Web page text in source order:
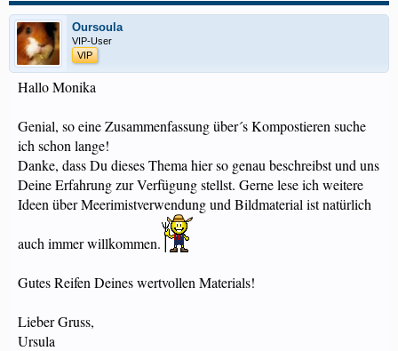
Oursoula
VIP-User
VIP
Hallo Monika
Genial, so eine Zusammenfassung über´s Kompostieren suche
ich schon lange!
Danke, dass Du dieses Thema hier so genau beschreibst und uns
Deine Erfahrung zur Verfügung stellst. Gerne lese ich weitere
Ideen über Meerimistverwendung und Bildmaterial ist natürlich
auch immer willkommen.
Gutes Reifen Deines wertvollen Materials!
Lieber Gruss,
Ursula